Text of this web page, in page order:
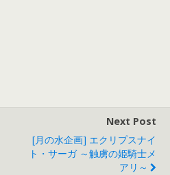
Next Post
[月の水企画] エクリプスナイ
ト・サーガ ～触虜の姫騎士メ
アリ～